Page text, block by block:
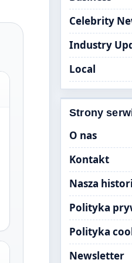
Celebrity
Industry
Local
Strony
O nas
Kontakt
Nasza
Polityka
Polityka
Newsletter